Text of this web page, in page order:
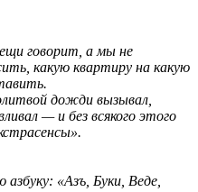
говорит, а мы не
какую квартиру на какую
дожди вызывал,
— и без всякого этого
азбуку: «Азъ, Буки, Веде,